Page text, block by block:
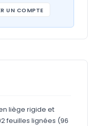
UN COMPTE
liège rigide et
feuilles lignées (96